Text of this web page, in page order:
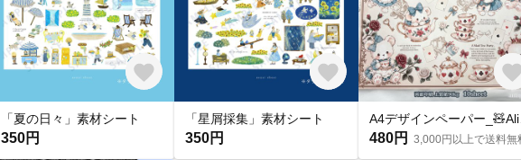
「夏の日々」素材シート
350円
「星屑採集」素材シート
350円 480円 3,000円以上で送料無